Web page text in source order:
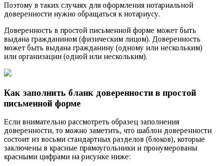
Поэтому в таких случаях для оформления нотариальной
доверенности нужно обращаться к нотариусу.
Доверенность в простой письменной форме может быть
выдана гражданином (физическим лицом). Доверенность
может быть выдана гражданину (одному или нескольким)
или организации (одной или нескольким).
Как заполнить бланк доверенности в простой
письменной форме
Если внимательно рассмотреть образец заполнения
доверенности, то можно заметить, что шаблон доверенности
состоит из восьми стандартных разделов (блоков), которые
заключены в красные прямоугольники и пронумерованы
красными цифрами на рисунке ниже: